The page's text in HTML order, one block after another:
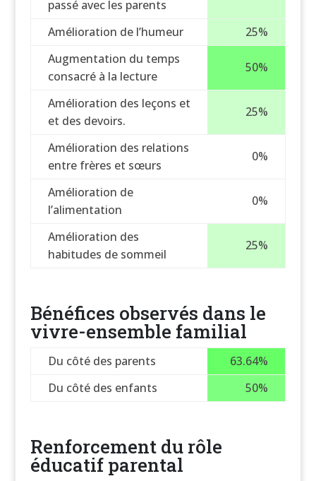
passé avec les parents
Amélioration de l’humeur
25%
Augmentation du temps
consacré à la lecture
50%
Amélioration des leçons et
et des devoirs.
25%
Amélioration des relations
entre frères et sœurs
0%
Amélioration de
l’alimentation
0%
Amélioration des
habitudes de sommeil
25%
Bénéfices observés dans le
vivre-ensemble familial
Du côté des parents
63.64%
Du côté des enfants
50%
Renforcement du rôle
éducatif parental